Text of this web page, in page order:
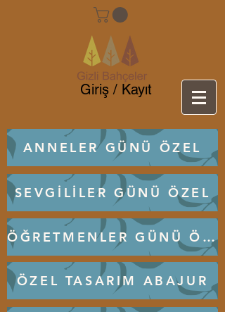
Giriş / Kayıt
ANNELER GÜNÜ ÖZEL
SEVGİLİLER GÜNÜ ÖZEL
ÖĞRETMENLER GÜNÜ ÖZEL
ÖZEL TASARIM ABAJUR